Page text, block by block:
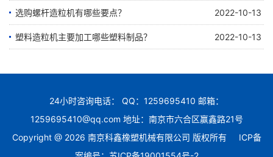
选购螺杆造粒机有哪些要点？ 2022-10-13
塑料造粒机主要加工哪些塑料制品？ 2022-10-13
24小时咨询电话： QQ：1259695410 邮箱：
1259695410@qq.com 地址：南京市六合区赢鑫路21号
Copyright @ 2026 南京科鑫橡塑机械有限公司 版权所有 ICP备